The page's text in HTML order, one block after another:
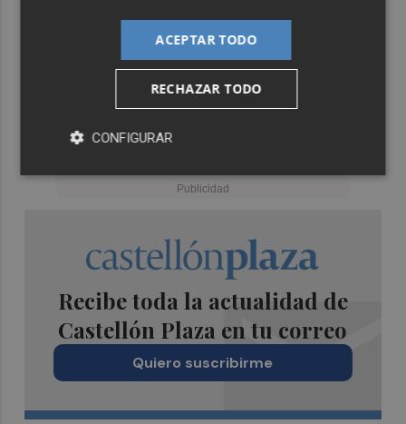
Recibe toda la actualidad de
Castellón Plaza en tu correo
Quiero suscribirme
ACEPTAR TODO
RECHAZAR TODO
CONFIGURAR